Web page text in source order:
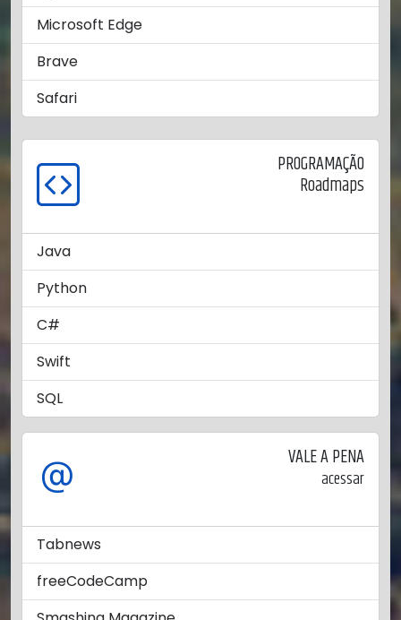
Microsoft Edge
Brave
Safari
PROGRAMAÇÃO
Roadmaps
Java
Python
C#
Swift
SQL
VALE A PENA
acessar
Tabnews
freeCodeCamp